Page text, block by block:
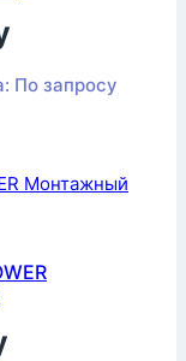
По запросу